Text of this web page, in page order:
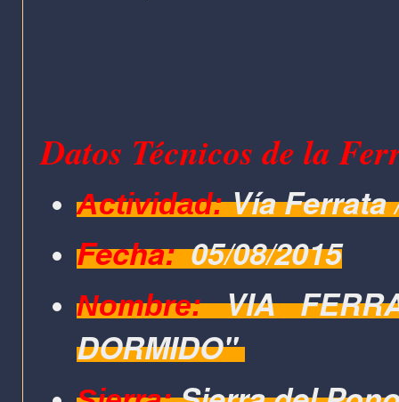
Datos Técnicos de la
Actividad: Vía Ferrata
Fecha:05/08/2015
Nombre:
VIA
DORMIDO"